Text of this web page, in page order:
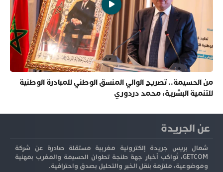
من الحسيمة.. تصريح الوالي المنسق الوطني للمبادرة الوطنية
للتنمية البشرية، محمد دردوري
عن الجريدة
شمال بريس جريدة إلكترونية مغربية مستقلة صادرة عن شركة
GETCOM، تُواكب أخبار جهة طنجة تطوان الحسيمة والمغرب بمهنية
وموضوعية، ملتزمة بنقل الخبر والتحليل بصدق واحترافية.